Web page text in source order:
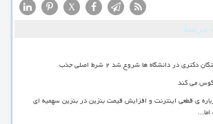
X
مرتبط
در دانشگاه ها شروع شد ۲ شرط اصلی جذب
می کند
ی قطعی اینترنت و افزایش قیمت بنزین در بنزین سهمیه ای